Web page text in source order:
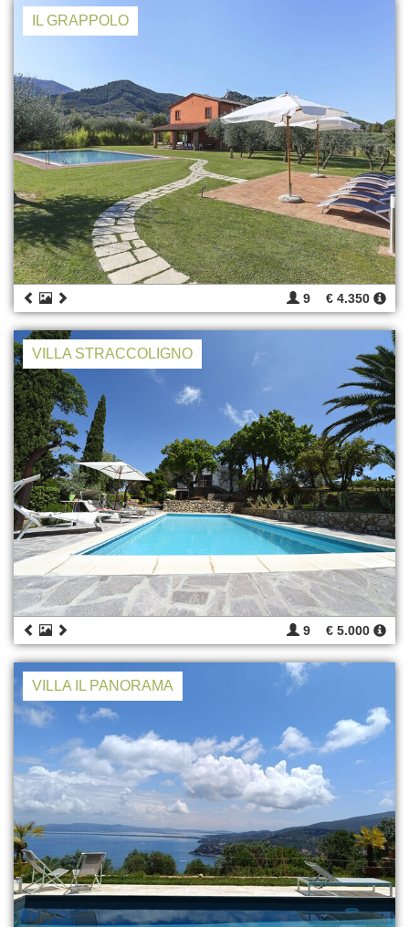
IL GRAPPOLO
9 € 4.350
VILLA STRACCOLIGNO
9 € 5.000
VILLA IL PANORAMA